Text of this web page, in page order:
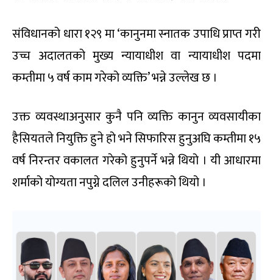
संविधानको धारा १२९ मा ‘कानुनमा स्नातक उपाधि प्राप्त गरी
उच्च अदालतको मुख्य न्यायाधीश वा न्यायाधीश पदमा
कम्तीमा ५ वर्ष काम गरेको व्यक्ति’ भन्ने उल्लेख छ ।
उक्त व्यवस्थाअनुसार कुनै पनि व्यक्ति कानुन व्यवसायीका
हैसियतले नियुक्ति हुने हो भने सिफारिस हुनुअघि कम्तीमा १५
वर्ष निरन्तर वकालत गरेको हुनुपर्ने भन्ने थियो । यी आधारमा
शर्माको योग्यता नपुग्ने दलिल उनीहरूको थियो ।